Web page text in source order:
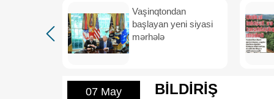
Vaşinqtondan
başlayan yeni siyasi
mərhələ
07 May
BİLDİRİŞ